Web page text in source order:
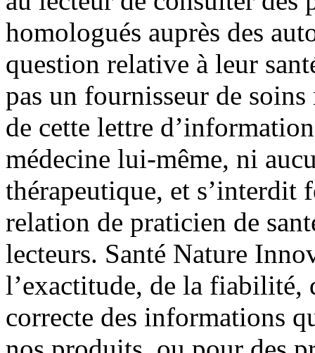
homologués auprès des
question relative à leur
pas un fournisseur de
de cette lettre
médecine lui-même, ni
thérapeutique, et s’interdit
relation de praticien de
lecteurs. Santé Nature
l’exactitude, de la fiabilité,
correcte des informations